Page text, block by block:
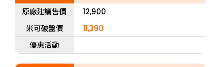
原廠建議售價
12,900
米可破盤價
11,390
優惠活動